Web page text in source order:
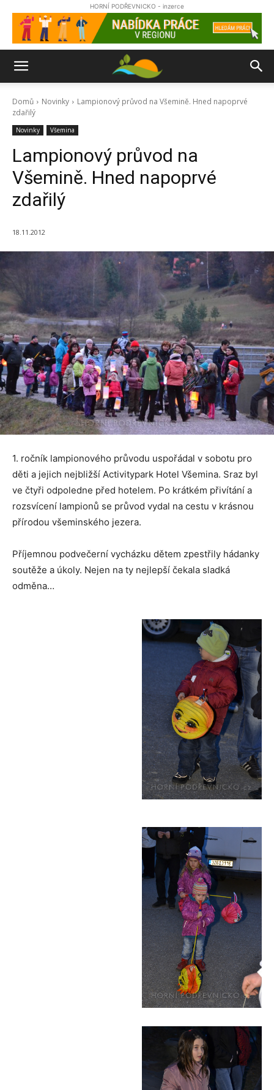
HORNÍ PODŘEVNICKO - inzerce
Domů Novinky
Lampionový průvod na Všemině. Hned napoprvé
zdařilý
Novinky Všemina
Lampionový průvod na
Všemině. Hned napoprvé
zdařilý
18.11.2012
1. ročník lampionového průvodu uspořádal v sobotu pro
děti a jejich nejbližší Activitypark Hotel Všemina. Sraz byl
ve čtyři odpoledne před hotelem. Po krátkém přivítání a
rozsvícení lampionů se průvod vydal na cestu v krásnou
přírodou všeminského jezera.
Příjemnou podvečerní vycházku dětem zpestřily hádanky
soutěže a úkoly. Nejen na ty nejlepší čekala sladká
odměna…